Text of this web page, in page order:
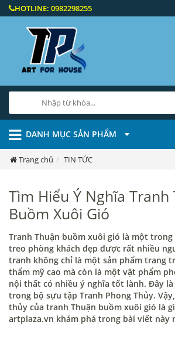
HOTLINE: 0982298255
DANH MỤC SẢN PHẨM
Trang chủ TIN TỨC
Tìm Hiểu Ý Nghĩa Tranh
Buồm Xuôi Gió
Tranh Thuận buồm xuôi gió là một
treo phòng khách đẹp được rất nhiều
tranh không chỉ là một sản phẩm trang
thẩm mỹ cao mà còn là một vật phẩm
nội thất có nhiều ý nghĩa tốt lành. Đây
trong bộ sựu tập Tranh Phong Thủy.
thủy của tranh Thuận buồm xuôi gió là
artplaza.vn khám phá trong bài viết này